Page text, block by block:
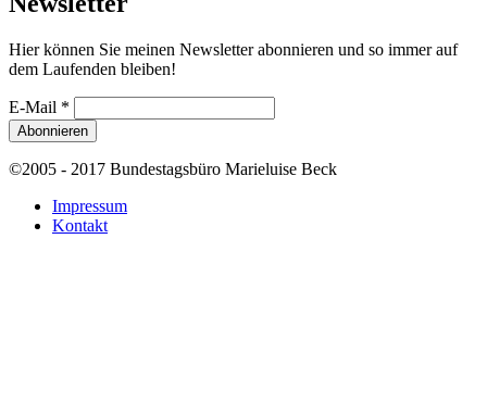
Hier können Sie meinen Newsletter abonnieren und so immer auf
dem Laufenden bleiben!
E-Mail *
©2005 - 2017 Bundestagsbüro Marieluise Beck
Impressum
Kontakt